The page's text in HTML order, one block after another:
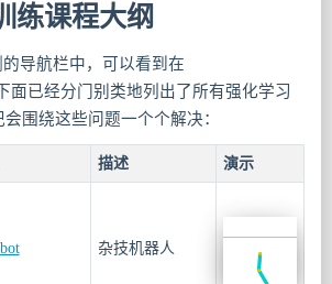
练课程大纲
导航栏中，可以看到在
面已经分门别类地列出了所有强化学习
围绕这些问题一个个解决：
描述 演示
杂技机器人